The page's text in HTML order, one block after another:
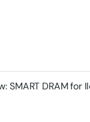
SMART DRAM for